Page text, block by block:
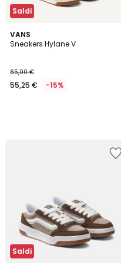
Saldi
VANS
Sneakers Hylane V
65,00 €
55,25 € -15%
Saldi